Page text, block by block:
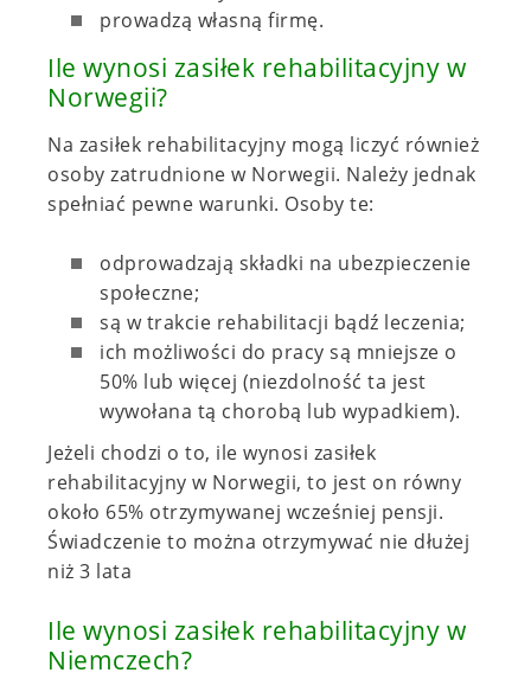
prowadzą własną firmę.
Ile wynosi zasiłek rehabilitacyjny w
Norwegii?
Na zasiłek rehabilitacyjny mogą liczyć również
osoby zatrudnione w Norwegii. Należy jednak
spełniać pewne warunki. Osoby te:
odprowadzają składki na ubezpieczenie
społeczne;
są w trakcie rehabilitacji bądź leczenia;
ich możliwości do pracy są mniejsze o
50% lub więcej (niezdolność ta jest
wywołana tą chorobą lub wypadkiem).
Jeżeli chodzi o to, ile wynosi zasiłek
rehabilitacyjny w Norwegii, to jest on równy
około 65% otrzymywanej wcześniej pensji.
Świadczenie to można otrzymywać nie dłużej
niż 3 lata
Ile wynosi zasiłek rehabilitacyjny w
Niemczech?